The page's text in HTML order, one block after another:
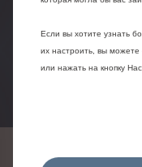
Если вы хотите узнать
их настроить, вы
или нажать на кнопку